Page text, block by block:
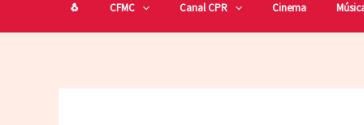
🐧 CFMC Canal CPR Cinema